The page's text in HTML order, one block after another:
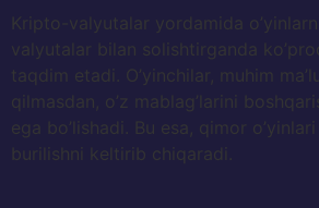
Kripto-valyutalar yordamida o’yinlarni
valyutalar bilan solishtirganda
taqdim etadi. O’yinchilar, muhim
qilmasdan, o’z mablag’larini
ega bo’lishadi. Bu esa, qimor
burilishni keltirib chiqaradi.